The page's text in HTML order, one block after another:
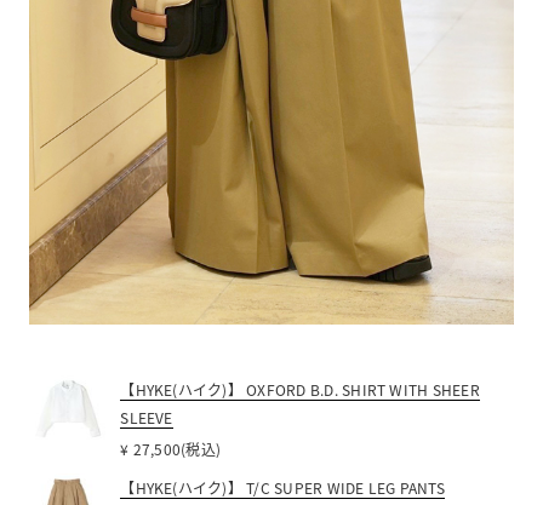
【HYKE(ハイク)】 OXFORD B.D. SHIRT WITH SHEER
SLEEVE
¥ 27,500(税込)
【HYKE(ハイク)】 T/C SUPER WIDE LEG PANTS